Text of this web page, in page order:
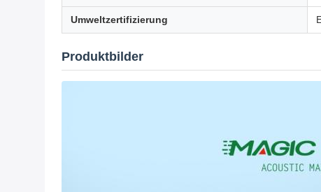
Umweltzertifizierung
Produktbilder